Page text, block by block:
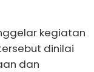
kegiatan
dinilai
dan